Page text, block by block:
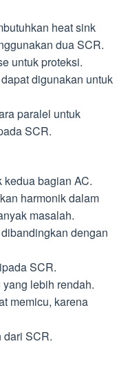
heat sink
dua SCR.
untuk proteksi.
digunakan untuk
paralel untuk
SCR.
bagian AC.
harmonik dalam
masalah.
dengan
SCR.
lebih rendah.
memicu, karena
dari SCR.